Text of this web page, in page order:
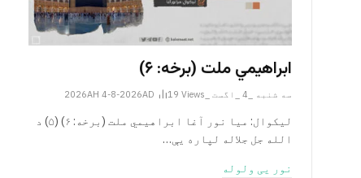
ابراهيمي ملت (برخه: ۶)
سه شنبه _4 _اگست _2026AH 4-8-2026AD 19 Views
ليکوال: میا نور آغا ابراهيمي ملت (برخه: ۶) (۵) د
الله جل جلاله لپاره یې…
نور یی ولوله